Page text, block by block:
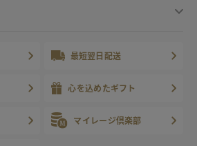
最短翌日配送
心を込めたギフト
マイレージ倶楽部